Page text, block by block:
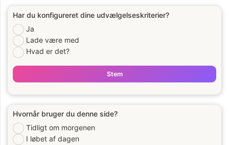
Har du konfigureret dine udvælgelseskriterier?
Ja
Lade være med
Hvad er det?
Stem
Hvornår bruger du denne side?
Tidligt om morgenen
I løbet af dagen